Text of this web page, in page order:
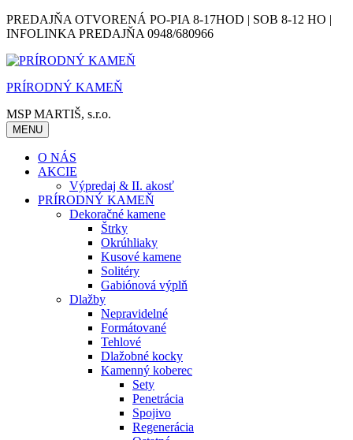
Skip
to
PREDAJŇA OTVORENÁ PO-PIA 8-17HOD | SOB 8-12 HO |
INFOLINKA PREDAJŇA 0948/680966
PRÍRODNÝ KAMEŇ
MSP MARTIŠ, s.r.o.
MENU
O NÁS
AKCIE
Výpredaj & II. akosť
PRÍRODNÝ KAMEŇ
Dekoračné kamene
Štrky
Okrúhliaky
Kusové kamene
Solitéry
Gabiónová výplň
Dlažby
Nepravidelné
Formátované
Tehlové
Dlažobné kocky
Kamenný koberec
Sety
Penetrácia
Spojivo
Regenerácia